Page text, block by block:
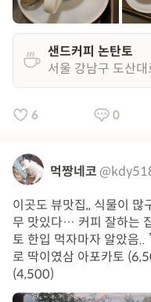
샌드커피 논탄토
서울 강남구 도산
6 0
먹짱네코
이곳도 뷰맛집,, 식물이 많
무 맛있다… 커피 잘하는
토 한입 먹자마자 알았음..
로 딱이였삼 아포카토
(4,500)